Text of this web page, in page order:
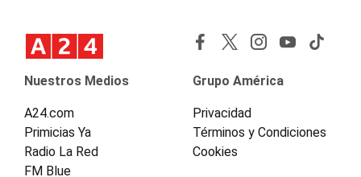
Nuestros Medios
A24.com
Primicias Ya
Radio La Red
FM Blue
Grupo América
Privacidad
Términos y Condiciones
Cookies